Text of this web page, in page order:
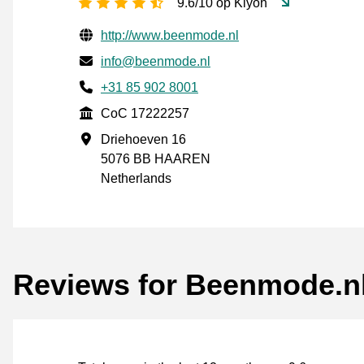
Verified contact information
Website URL
http://www.beenmode.nl
Email
info@beenmode.nl
Phone number
+31 85 902 8001
CoC
CoC 17222257
Business address
Driehoeven 16
5076 BB HAAREN
Netherlands
Reviews for